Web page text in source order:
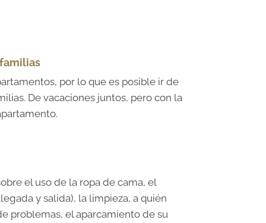
por lo que es posible ir de
De vacaciones juntos, pero con la
el uso de la ropa de cama, el
y salida), la limpieza, a quién
problemas, el aparcamiento de su